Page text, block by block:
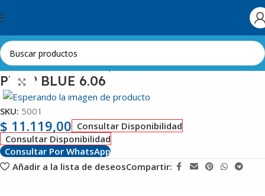
Skip to navigation
Inicio Línea Blanca Lavarropas Placas Electrónicas
PT RP BLUE 6.06
Clic para ampliar
SKU: 5001
$ 11.119,00 Consultar Disponibilidad
Consultar Disponibilidad
Consultar Por WhatsApp
Añadir a la lista de deseosCompartir: